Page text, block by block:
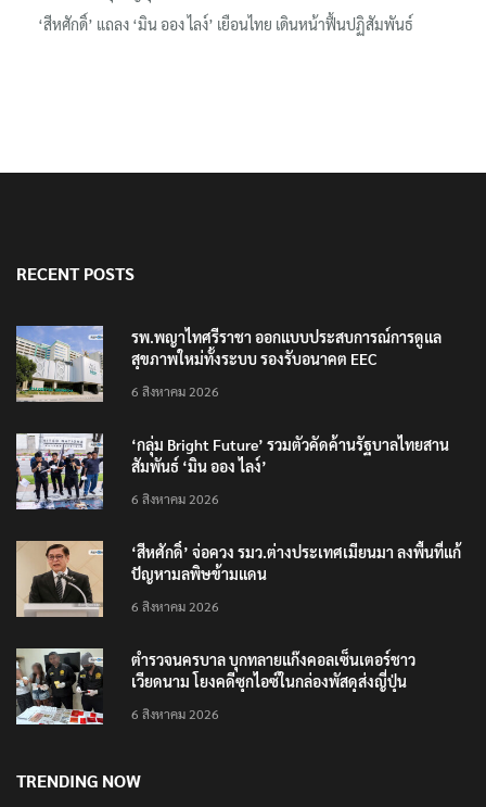
‘สีหศักดิ์’ แถลง ‘มิน ออง ไลง์’ เยือนไทย เดินหน้าฟื้นปฏิสัมพันธ์
RECENT POSTS
รพ.พญาไทศรีราชา ออกแบบประสบการณ์การดูแล
สุขภาพใหม่ทั้งระบบ รองรับอนาคต EEC
6 สิงหาคม 2026
‘กลุ่ม Bright Future’ รวมตัวคัดค้านรัฐบาลไทยสาน
สัมพันธ์ ‘มิน ออง ไลง์’
6 สิงหาคม 2026
‘สีหศักดิ์’ จ่อควง รมว.ต่างประเทศเมียนมา ลงพื้นที่แก้
ปัญหามลพิษข้ามแดน
6 สิงหาคม 2026
ตำรวจนครบาล บุกทลายแก๊งคอลเซ็นเตอร์ชาว
เวียดนาม โยงคดีซุกไอซ์ในกล่องพัสดุส่งญี่ปุ่น
6 สิงหาคม 2026
TRENDING NOW